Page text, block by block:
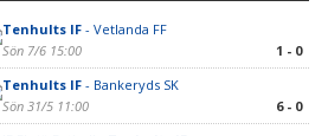
Tenhults IF- Vetlanda FF
Sön 7/6 15:00
1 - 0
Tenhults IF- Bankeryds SK
Sön 31/5 11:00
6 - 0